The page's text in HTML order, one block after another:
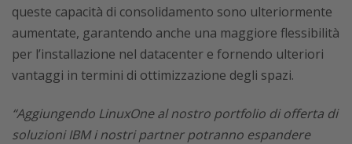
queste capacità di consolidamento sono ulteriormente
aumentate, garantendo anche una maggiore flessibilità
per l’installazione nel datacenter e fornendo ulteriori
vantaggi in termini di ottimizzazione degli spazi.
“Aggiungendo LinuxOne al nostro portfolio di offerta di
soluzioni IBM i nostri partner potranno espandere